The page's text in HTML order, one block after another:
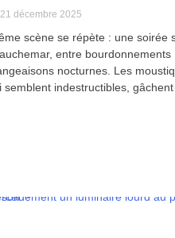
décembre 2025
scène se répète : une soirée
entre bourdonnements
nocturnes. Les
semblent indestructibles,